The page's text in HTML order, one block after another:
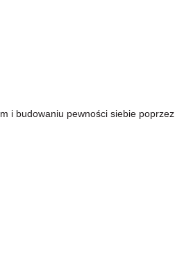
i budowaniu pewności siebie poprzez